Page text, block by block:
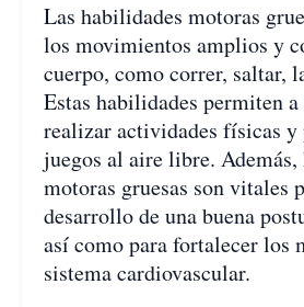
Las habilidades motoras
los movimientos amplios y
cuerpo, como correr, saltar,
Estas habilidades permiten
realizar actividades físicas
juegos al aire libre.
motoras gruesas son vitales
desarrollo de una buena
así como para fortalecer los
sistema cardiovascular.